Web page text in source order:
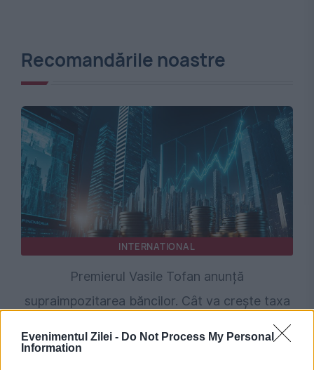
Evenimentul Zilei - Do Not Process My Personal
Information
Recomandările noastre
INTERNATIONAL
Premierul Vasile Tofan anunță
supraimpozitarea băncilor. Cât va crește taxa
pe profit și ce alte măsuri conține reforma